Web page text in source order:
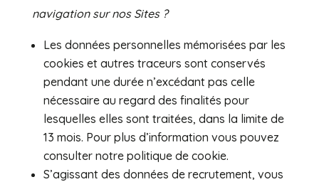
navigation sur nos Sites ?
Les données personnelles mémorisées par les
cookies et autres traceurs sont conservés
pendant une durée n’excédant pas celle
nécessaire au regard des finalités pour
lesquelles elles sont traitées, dans la limite de
13 mois. Pour plus d’information vous pouvez
consulter notre politique de cookie.
S’agissant des données de recrutement, vous